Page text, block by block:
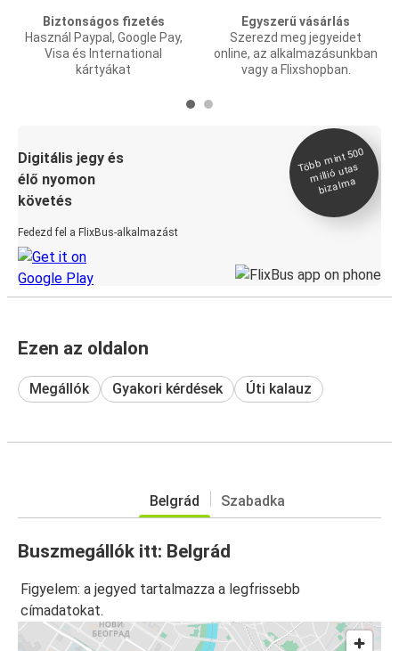
Biztonságos fizetés
Használ Paypal, Google Pay,
Visa és International
kártyákat
Egyszerű vásárlás
Szerezd meg jegyeidet
online, az alkalmazásunkban
vagy a Flixshopban.
Digitális jegy és
élő nyomon
követés
Fedezd fel a FlixBus-alkalmazást
Több
mint 500
millió utas
bizal
ma
Ezen az oldalon
Megállók Gyakori kérdések Úti kalauz
Belgrád Szabadka
Buszmegállók itt: Belgrád
Figyelem: a jegyed tartalmazza a legfrissebb
címadatokat.